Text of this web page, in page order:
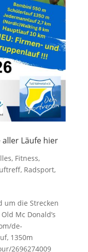
Läufe hier
, Fitness,
, Radsport,
die Strecken
Mc Donald’s
de-
1350m
2696274009